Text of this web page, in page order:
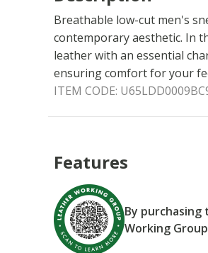
Breathable low-cut men's
contemporary aesthetic. In
leather with an essential
ensuring comfort for your
ITEM CODE:
Features
By
Working